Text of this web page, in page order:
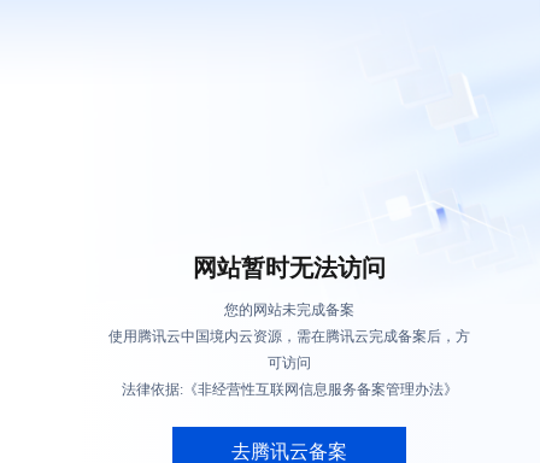
网站暂时无法访问
您的网站未完成备案
使用腾讯云中国境内云资源，需在腾讯云完成备案后，方
可访问
法律依据:《非经营性互联网信息服务备案管理办法》
去腾讯云备案